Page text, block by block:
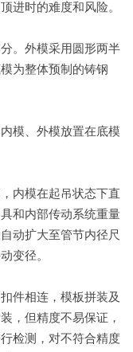
进时的难度和风险。
。外模采用圆形两半
为整体预制的铸钢
模、外模放置在底模
内模在起吊状态下直
和内部传动系统重量
动扩大至管节内径尺
变径。
件相连，模板拼装及
，但精度不易保证，
检测，对不符合精度